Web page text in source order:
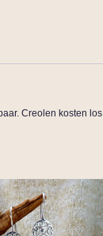
Creolen kosten los